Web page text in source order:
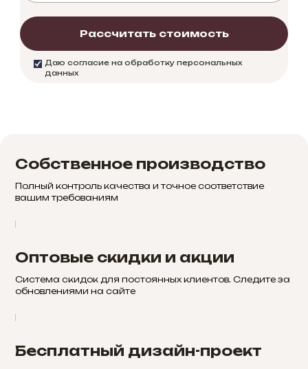
Даю согласие на обработку персональных
данных
Рассчитать стоимость
Собственное производство
Полный контроль качества и точное соответствие
вашим требованиям
Оптовые скидки и акции
Система скидок для постоянных клиентов. Следите за
обновлениями на сайте
Бесплатный дизайн-проект